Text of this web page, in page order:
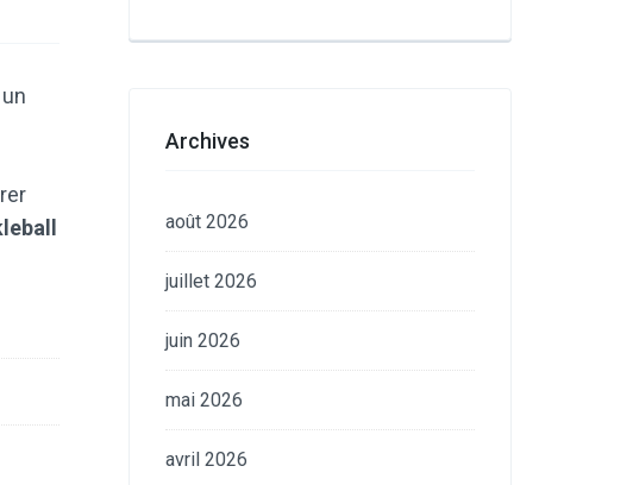
Archives
août 2026
juillet 2026
juin 2026
mai 2026
avril 2026